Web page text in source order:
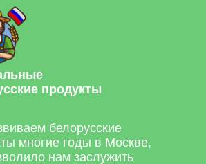
продукты
белорусские
многие годы в Москве,
нам заслужить